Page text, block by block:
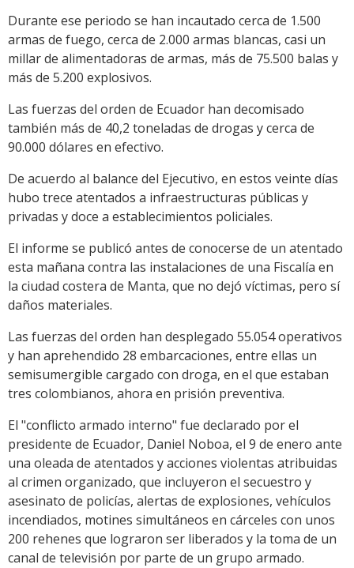
Durante ese periodo se han incautado cerca de 1.500
armas de fuego, cerca de 2.000 armas blancas, casi un
millar de alimentadoras de armas, más de 75.500 balas y
más de 5.200 explosivos.
Las fuerzas del orden de Ecuador han decomisado
también más de 40,2 toneladas de drogas y cerca de
90.000 dólares en efectivo.
De acuerdo al balance del Ejecutivo, en estos veinte días
hubo trece atentados a infraestructuras públicas y
privadas y doce a establecimientos policiales.
El informe se publicó antes de conocerse de un atentado
esta mañana contra las instalaciones de una Fiscalía en
la ciudad costera de Manta, que no dejó víctimas, pero sí
daños materiales.
Las fuerzas del orden han desplegado 55.054 operativos
y han aprehendido 28 embarcaciones, entre ellas un
semisumergible cargado con droga, en el que estaban
tres colombianos, ahora en prisión preventiva.
El "conflicto armado interno" fue declarado por el
presidente de Ecuador, Daniel Noboa, el 9 de enero ante
una oleada de atentados y acciones violentas atribuidas
al crimen organizado, que incluyeron el secuestro y
asesinato de policías, alertas de explosiones, vehículos
incendiados, motines simultáneos en cárceles con unos
200 rehenes que lograron ser liberados y la toma de un
canal de televisión por parte de un grupo armado.